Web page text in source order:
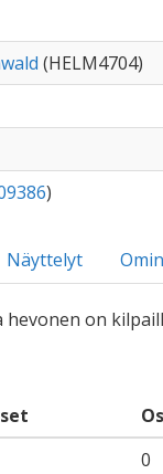
(HELM4704)
)
Näyttelyt
on
0